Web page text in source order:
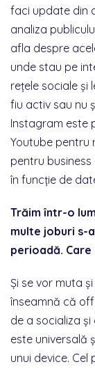
faci update din
analiza
afla despre
unde stau pe
rețele sociale și
fiu activ sau nu
Instagram este
Youtube pentru
pentru
în funcție de
Trăim într-o
multe joburi s-
perioadă.
Și se vor muta
înseamnă că
de a socializa
este universală
unui device. Cel